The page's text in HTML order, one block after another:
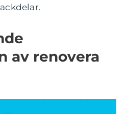
av renovera